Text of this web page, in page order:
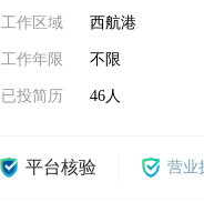
工作区域 西航港
工作年限 不限
已投简历 46人
平台核验 营业